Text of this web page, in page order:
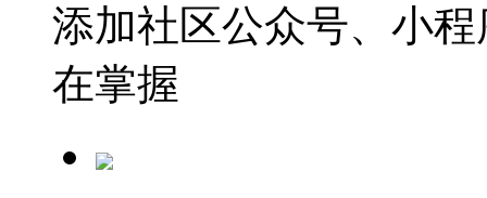
添加社区公众号、小
在掌握